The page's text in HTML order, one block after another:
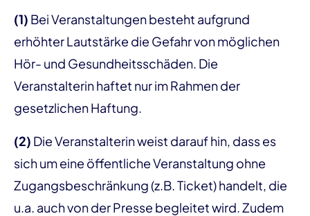
(1) Bei Veranstaltungen besteht aufgrund
erhöhter Lautstärke die Gefahr von möglichen
Hör- und Gesundheitsschäden. Die
Veranstalterin haftet nur im Rahmen der
gesetzlichen Haftung.
(2) Die Veranstalterin weist darauf hin, dass es
sich um eine öffentliche Veranstaltung ohne
Zugangsbeschränkung (z.B. Ticket) handelt, die
u.a. auch von der Presse begleitet wird. Zudem